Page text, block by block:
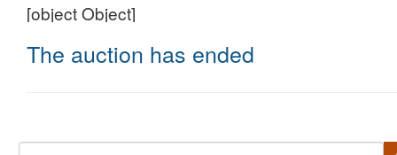
[object Object]
The auction has ended